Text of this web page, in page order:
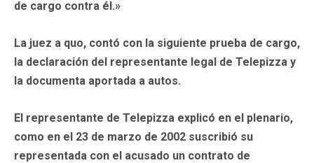
de cargo contra él.»
La juez a quo, contó con la siguiente prueba de cargo,
la declaración del representante legal de Telepizza y
la documenta aportada a autos.
El representante de Telepizza explicó en el plenario,
como en el 23 de marzo de 2002 suscribió su
representada con el acusado un contrato de